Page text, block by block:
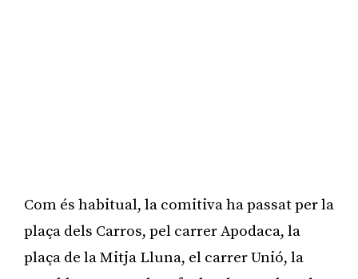
Com és habitual, la comitiva ha passat per la
plaça dels Carros, pel carrer Apodaca, la
plaça de la Mitja Lluna, el carrer Unió, la